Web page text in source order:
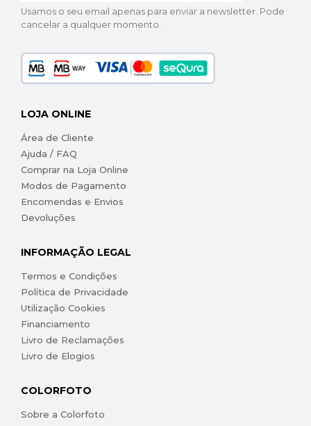
Usamos o seu email apenas para enviar a newsletter. Pode
cancelar a qualquer momento.
LOJA ONLINE
Área de Cliente
Ajuda / FAQ
Comprar na Loja Online
Modos de Pagamento
Encomendas e Envios
Devoluções
INFORMAÇÃO LEGAL
Termos e Condições
Política de Privacidade
Utilização Cookies
Financiamento
Livro de Reclamações
Livro de Elogios
COLORFOTO
Sobre a Colorfoto